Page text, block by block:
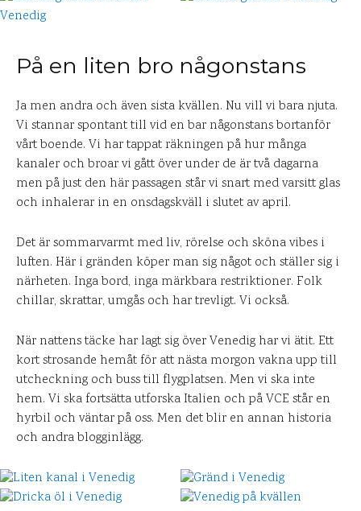
På en liten bro någonstans
Ja men andra och även sista kvällen. Nu vill vi bara njuta.
Vi stannar spontant till vid en bar någonstans bortanför
vårt boende. Vi har tappat räkningen på hur många
kanaler och broar vi gått över under de är två dagarna
men på just den här passagen står vi snart med varsitt glas
och inhalerar in en onsdagskväll i slutet av april.
Det är sommarvarmt med liv, rörelse och sköna vibes i
luften. Här i gränden köper man sig något och ställer sig i
närheten. Inga bord, inga märkbara restriktioner. Folk
chillar, skrattar, umgås och har trevligt. Vi också.
När nattens täcke har lagt sig över Venedig har vi ätit. Ett
kort strosande hemåt för att nästa morgon vakna upp till
utcheckning och buss till flygplatsen. Men vi ska inte
hem. Vi ska fortsätta utforska Italien och på VCE står en
hyrbil och väntar på oss. Men det blir en annan historia
och andra blogginlägg.